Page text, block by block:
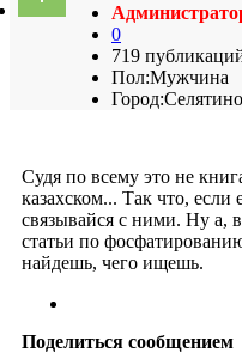
0
719
Пол:Мужчина
Город:Селятино
Судя по всему это не
казахском... Так что, если
связывайся с ними. Ну а,
статьи по
найдешь, чего ищешь.
Поделиться сообщением